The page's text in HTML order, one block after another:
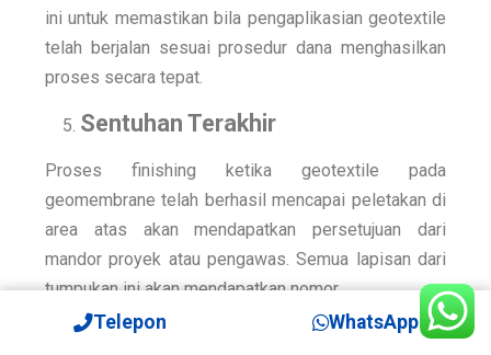
ini untuk memastikan bila pengaplikasian geotextile
telah berjalan sesuai prosedur dana menghasilkan
proses secara tepat.
Sentuhan Terakhir
Proses finishing ketika geotextile pada
geomembrane telah berhasil mencapai peletakan di
area atas akan mendapatkan persetujuan dari
mandor proyek atau pengawas. Semua lapisan dari
tumpukan ini akan mendapatkan nomor.
Kedua lapisan pada bagian teratas dan terbawah
Telepon WhatsApp